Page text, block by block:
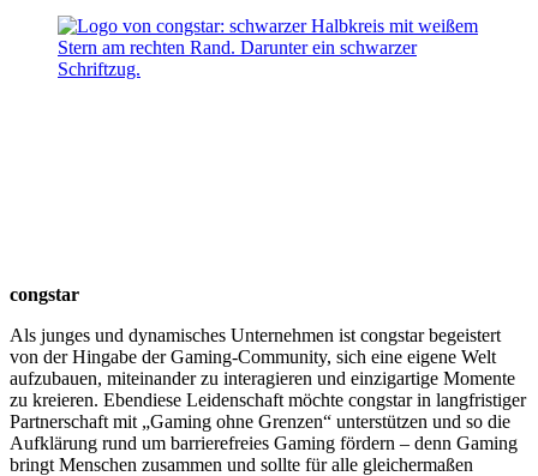
congstar
Als junges und dynamisches Unternehmen ist congstar begeistert
von der Hingabe der Gaming-Community, sich eine eigene Welt
aufzubauen, miteinander zu interagieren und einzigartige Momente
zu kreieren. Ebendiese Leidenschaft möchte congstar in langfristiger
Partnerschaft mit „Gaming ohne Grenzen“ unterstützen und so die
Aufklärung rund um barrierefreies Gaming fördern – denn Gaming
bringt Menschen zusammen und sollte für alle gleichermaßen